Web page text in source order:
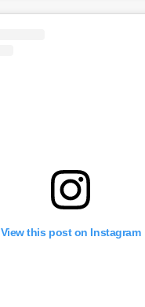
View this post on Instagram